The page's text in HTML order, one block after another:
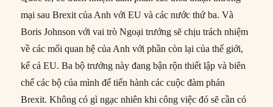
mại sau Brexit của Anh với EU và các nước thứ ba. Và
Boris Johnson với vai trò Ngoại trưởng sẽ chịu trách nhiệm
về các mối quan hệ của Anh với phần còn lại của thế giới,
kể cả EU. Ba bộ trưởng này đang bận rộn thiết lập và biên
chế các bộ của mình để tiến hành các cuộc đàm phán
Brexit. Không có gì ngạc nhiên khi công việc đó sẽ cần có